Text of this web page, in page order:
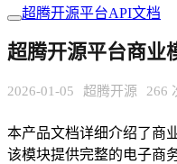
超腾开源平台API文档
超腾开源平台商业
2026-01-05 超腾开源 266
本产品文档详细介绍了商
该模块提供完整的电子商